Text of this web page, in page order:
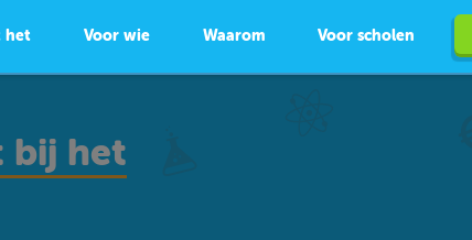
het Voor wie Waarom Voor scholen
bij het